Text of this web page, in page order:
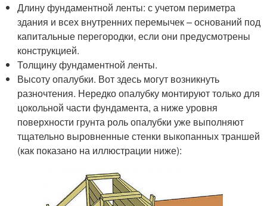
Длину фундаментной ленты: с учетом периметра
здания и всех внутренних перемычек – оснований под
капитальные перегородки, если они предусмотрены
конструкцией.
Толщину фундаментной ленты.
Высоту опалубки. Вот здесь могут возникнуть
разночтения. Нередко опалубку монтируют только для
цокольной части фундамента, а ниже уровня
поверхности грунта роль опалубки уже выполняют
тщательно выровненные стенки выкопанных траншей
(как показано на иллюстрации ниже):